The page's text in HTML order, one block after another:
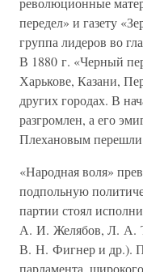
передел» и газету
группа лидеров во
В 1880 г. «Черный
Харькове, Казани,
других городах. В
разгромлен, а его
Плехановым перешли
«Народная воля»
подпольную
партии стоял
А. И. Желябов, Л. А.
В. Н. Фигнер и др.).
парламента,